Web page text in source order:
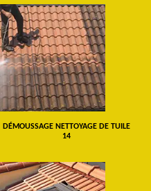
DÉMOUSSAGE NETTOYAGE DE TUILE
14